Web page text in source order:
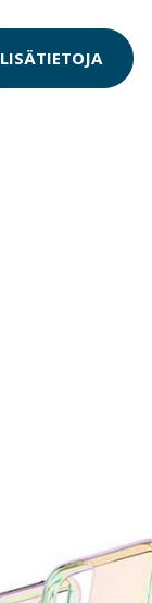
LISÄTIETOJA